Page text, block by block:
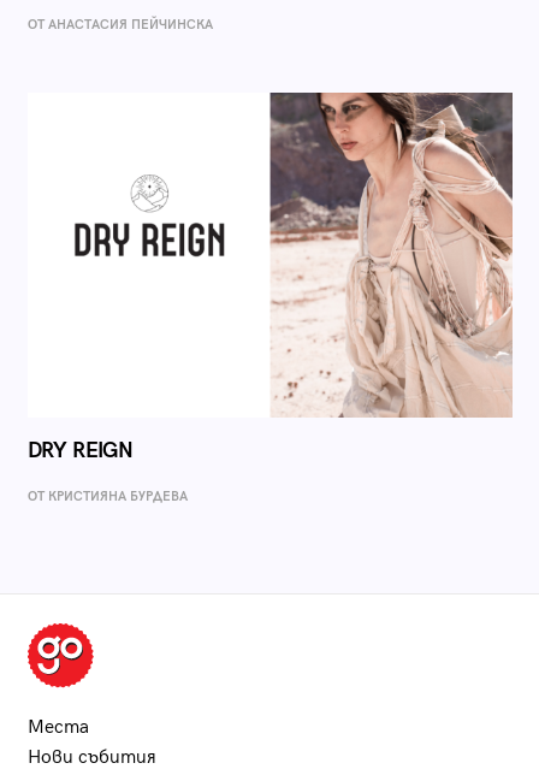
ОТ AНАСТАСИЯ ПЕЙЧИНСКА
DRY REIGN
ОТ КРИСТИЯНА БУРДЕВА
Места
Нови събития